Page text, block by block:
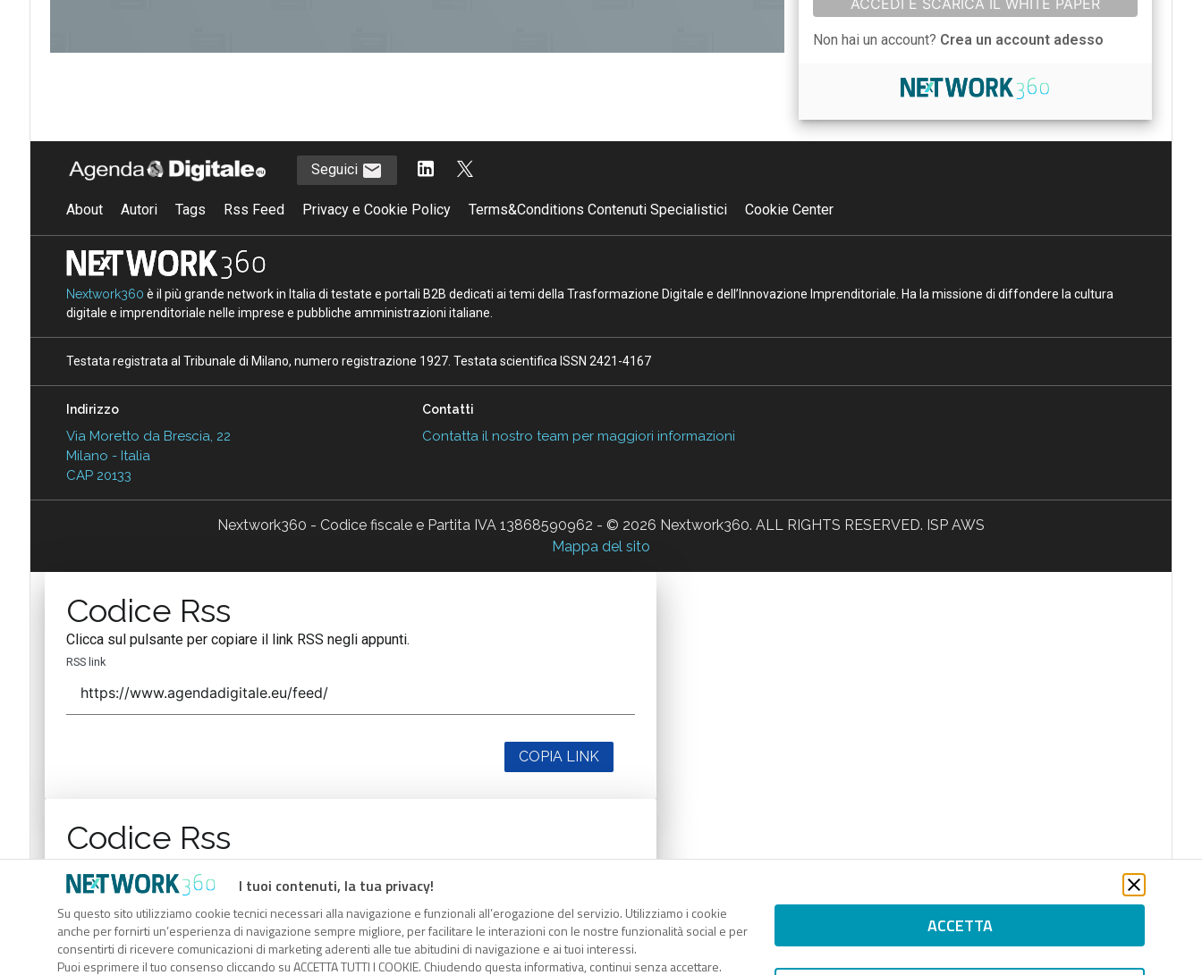
ACCEDI E SCARICA IL WHITE PAPER
Non hai un account? Crea un account adesso
I tuoi contenuti, la tua privacy!
Su questo sito utilizziamo cookie tecnici necessari alla navigazione e funzionali all’erogazione del servizio. Utilizziamo i cookie
anche per fornirti un’esperienza di navigazione sempre migliore, per facilitare le interazioni con le nostre funzionalità social e per
consentirti di ricevere comunicazioni di marketing aderenti alle tue abitudini di navigazione e ai tuoi interessi.
Puoi esprimere il tuo consenso cliccando su ACCETTA TUTTI I COOKIE. Chiudendo questa informativa, continui senza accettare.
ACCETTA
Seguici
About Autori Tags Rss Feed Privacy e Cookie Policy Terms&Conditions Contenuti Specialistici Cookie Center
Nextwork360 è il più grande network in Italia di testate e portali B2B dedicati ai temi della Trasformazione Digitale e dell’Innovazione Imprenditoriale. Ha la missione di diffondere la cultura
digitale e imprenditoriale nelle imprese e pubbliche amministrazioni italiane.
Testata registrata al Tribunale di Milano, numero registrazione 1927. Testata scientifica ISSN 2421-4167
Indirizzo
Via Moretto da Brescia, 22
Milano - Italia
CAP 20133
Contatti
Contatta il nostro team per maggiori informazioni
Nextwork360 - Codice fiscale e Partita IVA 13868590962 - © 2026 Nextwork360. ALL RIGHTS RESERVED. ISP AWS
Mappa del sito
Codice Rss
Clicca sul pulsante per copiare il link RSS negli appunti.
RSS link
COPIA LINK
Codice Rss
RSS link